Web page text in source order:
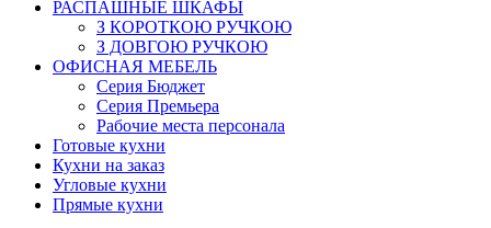
РАСПАШНЫЕ ШКАФЫ
З КОРОТКОЮ РУЧКОЮ
З ДОВГОЮ РУЧКОЮ
ОФИСНАЯ МЕБЕЛЬ
Серия Бюджет
Серия Премьера
Рабочие места персонала
Готовые кухни
Кухни на заказ
Угловые кухни
Прямые кухни